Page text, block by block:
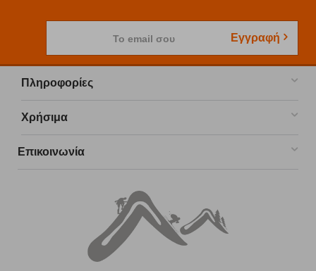
Το email σου Εγγραφή
Πληροφορίες
Χρήσιμα
Επικοινωνία